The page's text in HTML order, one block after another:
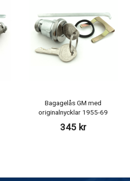
Bagagelås GM med
originalnycklar 1955-69
345 kr